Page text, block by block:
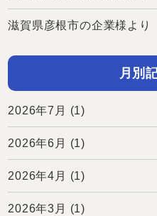
滋賀県彦根市の企業様より
月別
2026年7月 (1)
2026年6月 (1)
2026年4月 (1)
2026年3月 (1)